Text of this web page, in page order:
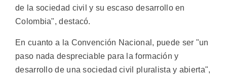
de la sociedad civil y su escaso desarrollo en
Colombia", destacó.
En cuanto a la Convención Nacional, puede ser "un
paso nada despreciable para la formación y
desarrollo de una sociedad civil pluralista y abierta",